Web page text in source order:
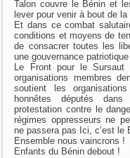
Talon couvre le Bénin et
lever pour venir à bout de
Et dans ce combat
conditions et moyens de
de consacrer toutes les
une gouvernance
Le Front pour le Sursaut
organisations membres
soutient les
honnêtes députés
protestation contre le
régimes oppresseurs ne
ne passera pas Ici, c’est le
Ensemble nous vaincrons !
Enfants du Bénin debout !